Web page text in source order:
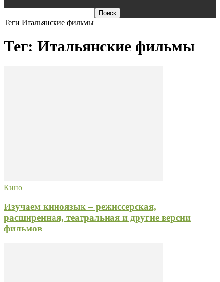
Теги Итальянские фильмы
Тег: Итальянские фильмы
Кино
Изучаем киноязык – режиссерская,
расширенная, театральная и другие версии
фильмов